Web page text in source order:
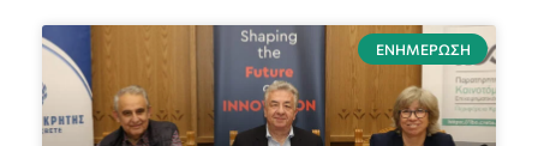
ΕΝΗΜΈΡΩΣΗ